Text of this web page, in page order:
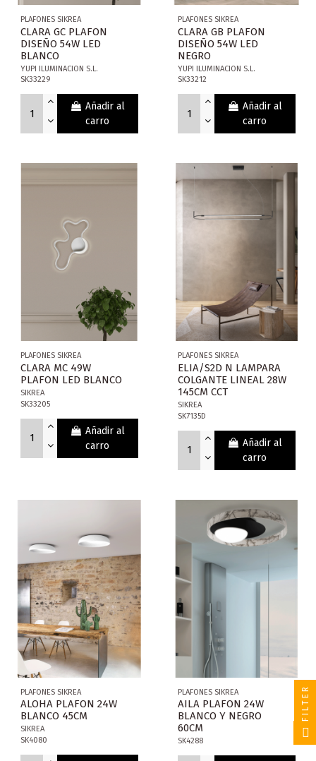
PLAFONES SIKREA
CLARA GC PLAFON
DISEÑO 54W LED
BLANCO
YUPI ILUMINACION S.L.
SK33229
Añadir al
carro
PLAFONES SIKREA
CLARA GB PLAFON
DISEÑO 54W LED
NEGRO
YUPI ILUMINACION S.L.
SK33212
Añadir al
carro
PLAFONES SIKREA
CLARA MC 49W
PLAFON LED BLANCO
SIKREA
SK33205
Añadir al
carro
PLAFONES SIKREA
ELIA/S2D N LAMPARA
COLGANTE LINEAL 28W
145CM CCT
SIKREA
SK7135D
Añadir al
carro
PLAFONES SIKREA
ALOHA PLAFON 24W
BLANCO 45CM
SIKREA
SK4080
PLAFONES SIKREA
AILA PLAFON 24W
BLANCO Y NEGRO
60CM
SK4288
FILTER